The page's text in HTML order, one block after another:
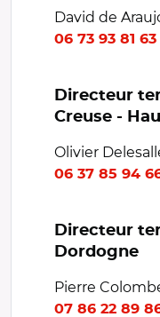
David de
06 73 93 81 63
Directeur
Creuse -
Olivier
06 37 85 94
Directeur
Dordogne
Pierre
07 86 22 89